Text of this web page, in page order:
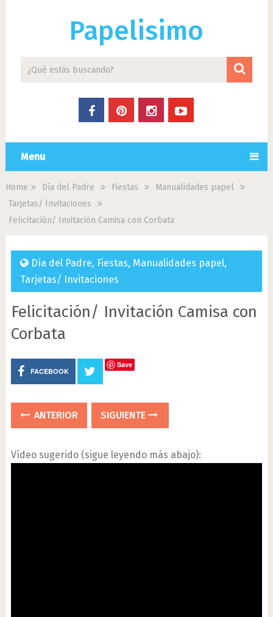
Papelisimo
Menu
Home Día del Padre Fiestas
Manualidades papel
Tarjetas/ Invitaciones
Felicitación/ Invitación Camisa con Corbata
Día del Padre, Fiestas, Manualidades papel,
Tarjetas/ Invitaciones
Felicitación/ Invitación Camisa con
Corbata
FACEBOOK
Save
ANTERIOR SIGUIENTE
Vídeo sugerido (sigue leyendo más abajo):